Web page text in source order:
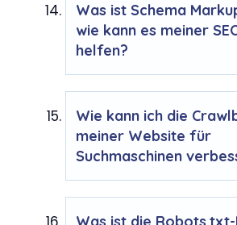
Was ist Schema
wie kann es meiner
helfen?
Wie kann ich die
meiner Website für
Suchmaschinen